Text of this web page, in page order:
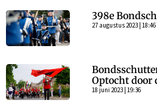
398e
27 augustus 2023 | 18:46
Optocht door
18 juni 2023 | 19:36